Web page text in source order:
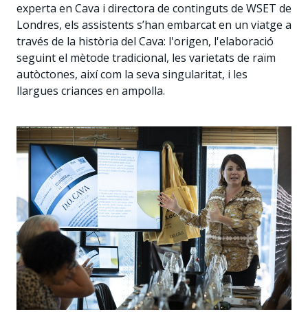
experta en Cava i directora de continguts de WSET de
Londres, els assistents s’han embarcat en un viatge a
través de la història del Cava: l'origen, l'elaboració
seguint el mètode tradicional, les varietats de raïm
autòctones, així com la seva singularitat, i les
llargues criances en ampolla.